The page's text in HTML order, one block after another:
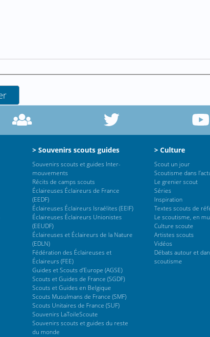
> Souvenirs scouts guides
Souvenirs scouts et guides Inter-
mouvements
Récits de camps scouts
Éclaireuses Éclaireurs de France
(EEDF)
Éclaireuses Éclaireurs Israélites (EEIF)
Éclaireuses Éclaireurs Unionistes
(EEUDF)
Éclaireuses et Éclaireurs de la Nature
(EDLN)
Fédération des Éclaireuses et
Éclaireurs (FEE)
Guides et Scouts d’Europe (AGSE)
Scouts et Guides de France (SGDF)
Scouts et Guides en Belgique
Scouts Musulmans de France (SMF)
Scouts Unitaires de France (SUF)
Souvenirs LaToileScoute
Souvenirs scouts et guides du reste
du monde
> Culture
Scout un jour
Scoutisme dans
Le grenier scout
Séries
Inspiration
Textes scouts de
Le scoutisme, en
Culture scoute
Artistes scouts
Vidéos
Débats autour et
scoutisme